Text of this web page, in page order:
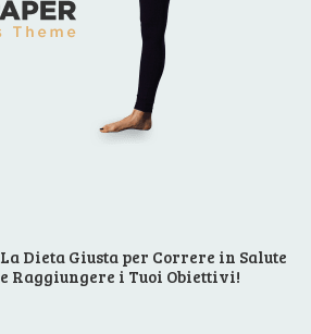
La Dieta Giusta per Correre in Salute
e Raggiungere i Tuoi Obiettivi!